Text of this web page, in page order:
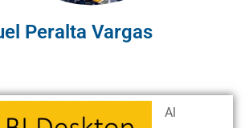
Peralta Vargas
Al